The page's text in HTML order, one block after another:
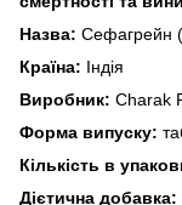
Назва: Сефагрейн
Країна: Індія
Виробник: Charak
Форма випуску:
Кількість в
Дієтична добавка: